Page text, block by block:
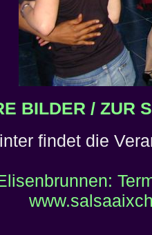
BILDER / ZUR
findet die